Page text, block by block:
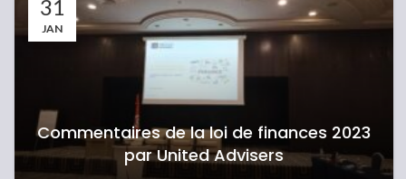
31
DÉC
Loi de Finances 2023 : principales
dispositions